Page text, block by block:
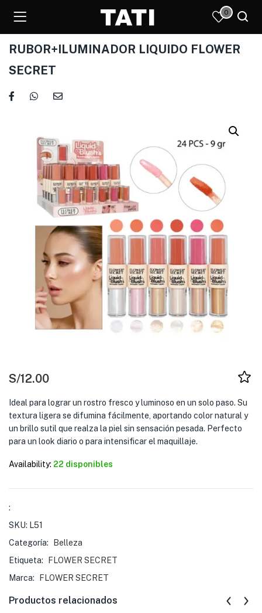
0
RUBOR+ILUMINADOR LIQUIDO FLOWER
SECRET
S/12.00
Ideal para lograr un rostro fresco y luminoso en un solo paso. Su
textura ligera se difumina fácilmente, aportando color natural y
un brillo sutil que realza la piel sin sensación pesada. Perfecto
para un look diario o para intensificar el maquillaje.
Availability: 22 disponibles
:
SKU: L51
Categoría:
Belleza
Etiqueta:
FLOWER SECRET
Marca:
FLOWER SECRET
Productos relacionados